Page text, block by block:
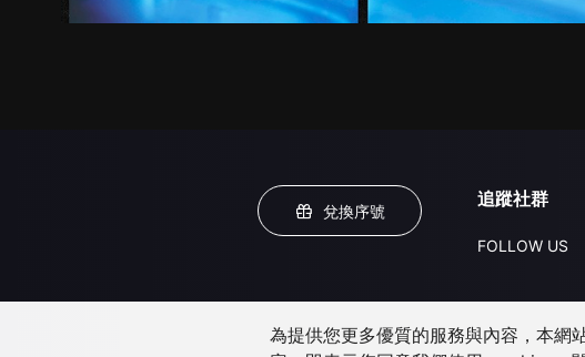
兌換序號
追蹤社群
FOLLOW US
為提供您更多優質的服務與內容，本